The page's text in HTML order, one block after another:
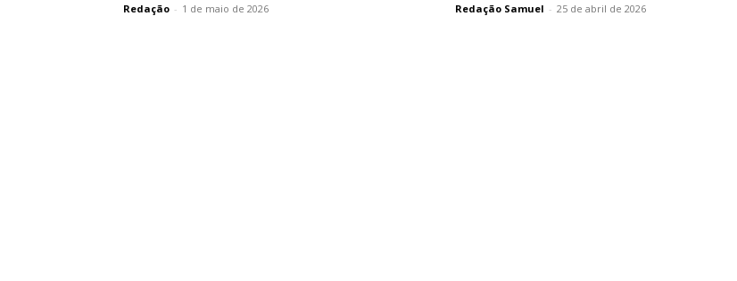
Redação - 1 de maio de 2026 Redação Samuel - 25 de abril de 2026